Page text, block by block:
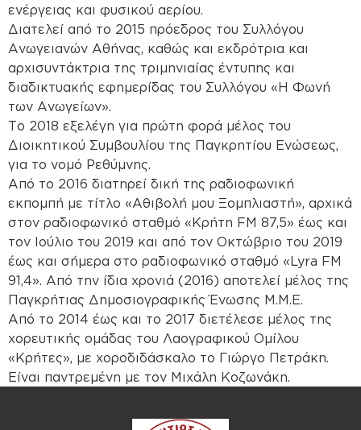
ενέργειας και φυσικού αερίου.
Διατελεί από το 2015 πρόεδρος του Συλλόγου
Ανωγειανών Αθήνας, καθώς και εκδρότρια και
αρχισυντάκτρια της τριμηνιαίας έντυπης και
διαδικτυακής εφημερίδας του Συλλόγου «Η Φωνή
των Ανωγείων».
Το 2018 εξελέγη για πρώτη φορά μέλος του
Διοικητικού Συμβουλίου της Παγκρητίου Ενώσεως,
για το νομό Ρεθύμνης.
Από το 2016 διατηρεί δική της ραδιοφωνική
εκπομπή με τίτλο «Αθιβολή μου Ξομπλιαστή», αρχικά
στον ραδιοφωνικό σταθμό «Κρήτη FM 87,5» έως και
τον Ιούλιο του 2019 και από τον Οκτώβριο του 2019
έως και σήμερα στο ραδιοφωνικό σταθμό «Lyra FM
91,4». Από την ίδια χρονιά (2016) αποτελεί μέλος της
Παγκρήτιας Δημοσιογραφικής Ένωσης Μ.Μ.Ε.
Από το 2014 έως και το 2017 διετέλεσε μέλος της
χορευτικής ομάδας του Λαογραφικού Ομίλου
«Κρήτες», με χοροδιδάσκαλο το Γιώργο Πετράκη.
Είναι παντρεμένη με τον Μιχάλη Κοζωνάκη.